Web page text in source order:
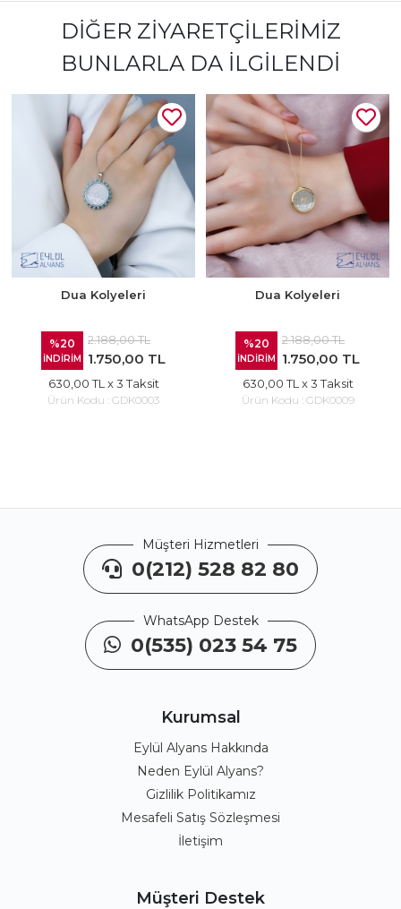
DIĞER ZIYARETÇILERIMIZ
BUNLARLA DA İLGILENDI
Dua Kolyeleri
%20
İNDİRİM
2.188,00 TL
1.750,00 TL
630,00 TL x 3 Taksit
Ürün Kodu : GDK0003
Dua Kolyeleri
%20
İNDİRİM
2.188,00 TL
1.750,00 TL
630,00 TL x 3 Taksit
Ürün Kodu : GDK0009
Müşteri Hizmetleri
0(212) 528 82 80
WhatsApp Destek
0(535) 023 54 75
Kurumsal
Eylül Alyans Hakkında
Neden Eylül Alyans?
Gizlilik Politikamız
Mesafeli Satış Sözleşmesi
İletişim
Müşteri Destek